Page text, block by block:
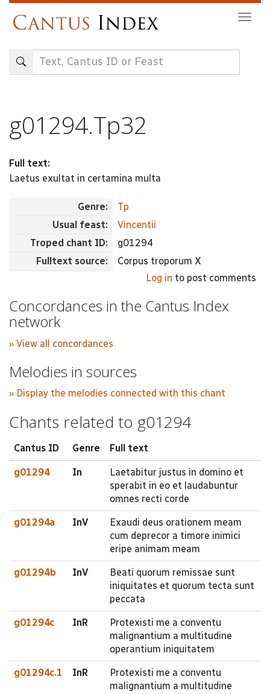
content
g01294.Tp32
Full text:
Laetus exultat in certamina multa
Genre:
Tp
Usual feast:
Vincentii
Troped chant ID:
g01294
Fulltext source:
Corpus troporum X
Log in to post comments
Concordances in the Cantus Index
network
» View all concordances
Melodies in sources
» Display the melodies connected with this chant
Chants related to g01294
Cantus ID Genre Full text
g01294 In
Laetabitur justus in domino et
sperabit in eo et laudabuntur
omnes recti corde
g01294a InV
Exaudi deus orationem meam
cum deprecor a timore inimici
eripe animam meam
g01294b InV
Beati quorum remissae sunt
iniquitates et quorum tecta sunt
peccata
g01294c InR
Protexisti me a conventu
malignantium a multitudine
operantium iniquitatem
g01294c.1 InR
Protexisti me a conventu
malignantium a multitudine